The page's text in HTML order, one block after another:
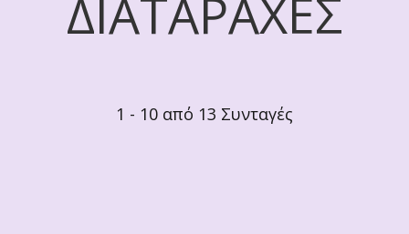
ΔΙΑΤΑΡΑΧΕΣ
1 - 10 από 13 Συνταγές